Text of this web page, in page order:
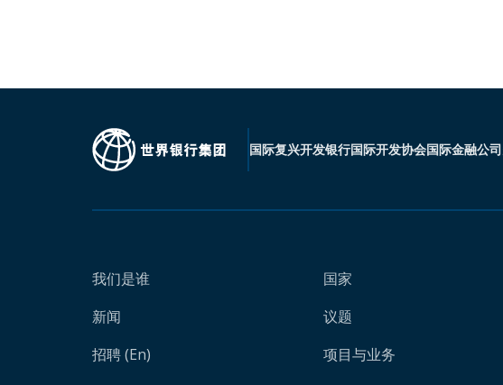
国际复兴开发银行国际开发协会国际金融公司
我们是谁
新闻
招聘 (En)
国家
议题
项目与业务